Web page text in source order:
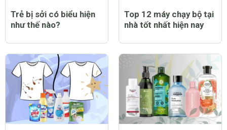
Trẻ bị sởi có biểu hiện
như thế nào?
Top 12 máy chạy bộ tại
nhà tốt nhất hiện nay